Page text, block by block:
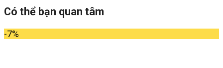
Có thể bạn quan tâm
-7%